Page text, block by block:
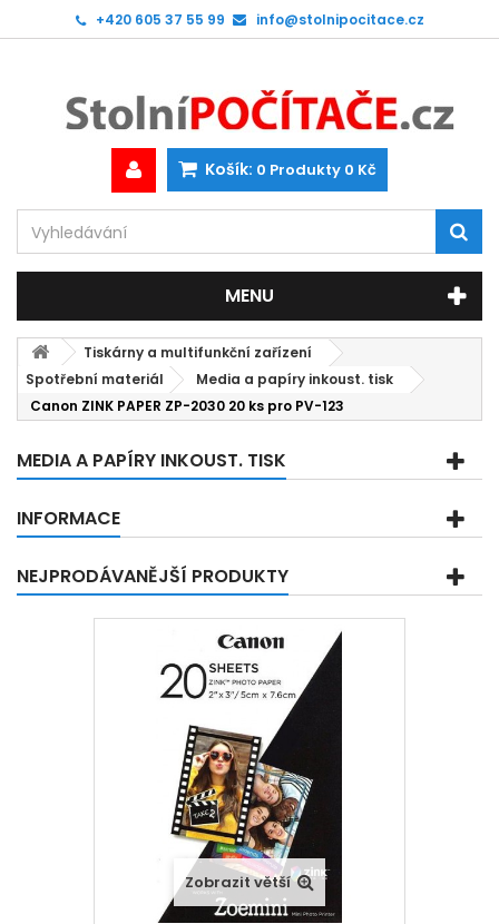
+420 605 37 55 99 info@stolnipocitace.cz
Košík: 0 Produkty 0 Kč
MENU
Tiskárny a multifunkční zařízení
Spotřební materiál
Media a papíry inkoust. tisk
Canon ZINK PAPER ZP-2030 20 ks pro PV-123
MEDIA A PAPÍRY INKOUST. TISK
INFORMACE
NEJPRODÁVANĚJŠÍ PRODUKTY
Zobrazit větší